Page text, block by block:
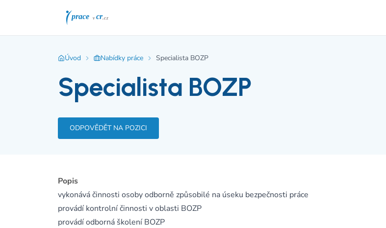
Úvod Nabídky práce Specialista BOZP
Specialista BOZP
ODPOVĚDĚT NA POZICI
Popis
vykonává činnosti osoby odborně způsobilé na úseku bezpečnosti práce
provádí kontrolní činnosti v oblasti BOZP
provádí odborná školení BOZP